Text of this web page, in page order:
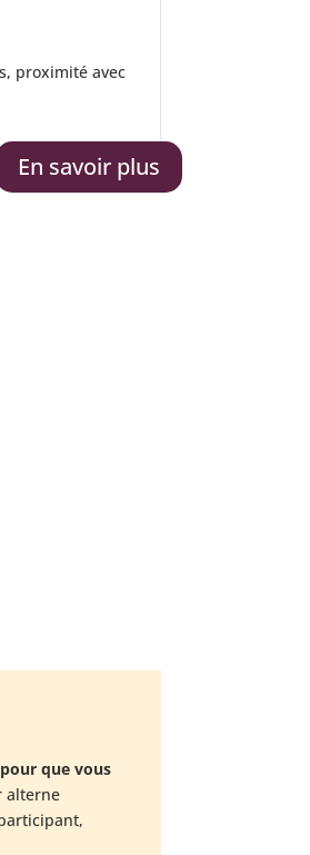
proximité avec
En savoir plus
que vous
alterne